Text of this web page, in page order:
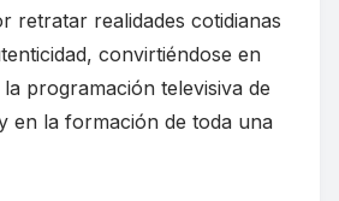
retratar realidades cotidianas
convirtiéndose en
programación televisiva de
en la formación de toda una